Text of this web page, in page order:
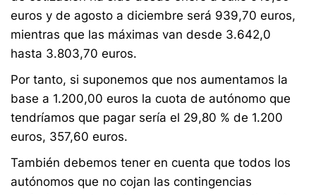
euros y de agosto a diciembre será 939,70 euros,
mientras que las máximas van desde 3.642,0
hasta 3.803,70 euros.
Por tanto, si suponemos que nos aumentamos la
base a 1.200,00 euros la cuota de autónomo que
tendríamos que pagar sería el 29,80 % de 1.200
euros, 357,60 euros.
También debemos tener en cuenta que todos los
autónomos que no cojan las contingencias